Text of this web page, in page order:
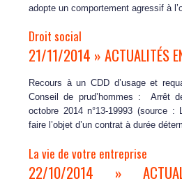
adopte un comportement agressif à
Droit social
21/11/2014 » ACTUALITÉS
Recours à un CDD d’usage et
Conseil de prud’hommes : Arrêt
octobre 2014 n°13-19993 (source
faire l’objet d’un contrat à durée
La vie de votre entreprise
22/10/2014 »